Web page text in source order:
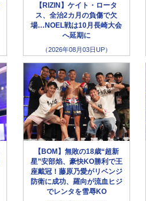
【RIZIN】ケイト・ロータ
ス、全治2カ月の負傷で欠
場…NOEL戦は10月長崎大会
へ延期に
（2026年08月03日UP）
【BOM】無敗の18歳“超新
星”安部焰、豪快KO勝利で王
座戴冠！藤原乃愛がリベンジ
防衛に成功、羅向が流血ヒジ
でレンタを雪辱KO